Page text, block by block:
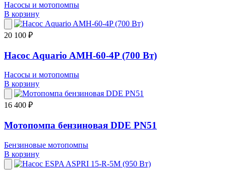
Насосы и мотопомпы
В корзину
20 100 ₽
Насос Aquario AMH-60-4P (700 Вт)
Насосы и мотопомпы
В корзину
16 400 ₽
Мотопомпа бензиновая DDE PN51
Бензиновые мотопомпы
В корзину